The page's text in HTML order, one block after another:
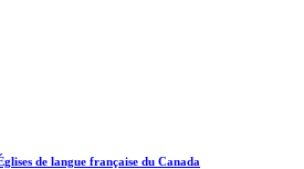
de langue française du Canada